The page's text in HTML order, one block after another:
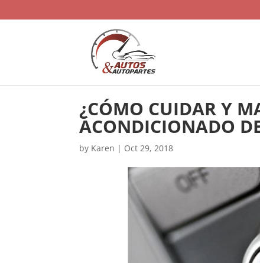
¿CÓMO CUIDAR Y
ACONDICIONADO
by Karen | Oct 29, 2018